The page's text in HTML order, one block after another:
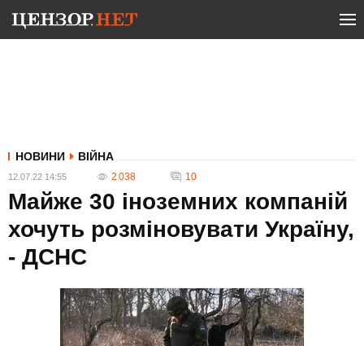
НОВИНИ ВІЙНА
12.07.22 14:55 2 038 10
Майже 30 іноземних компаній
хочуть розміновувати Україну,
- ДСНС